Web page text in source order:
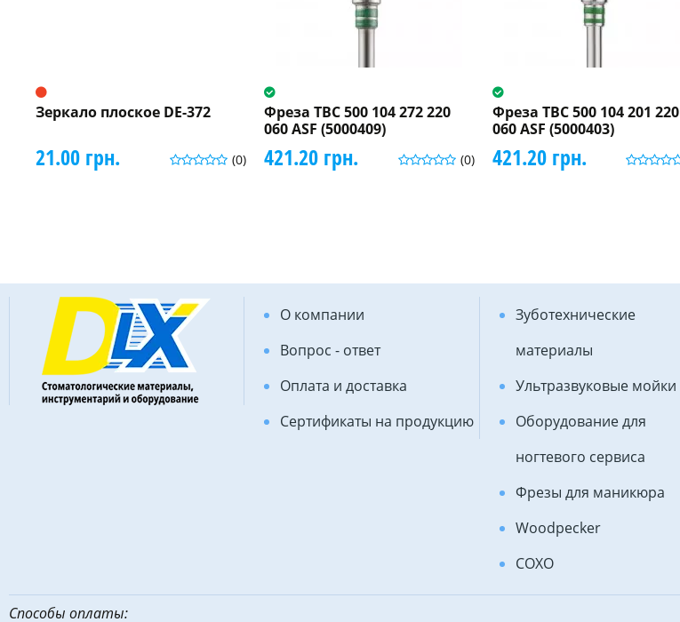
Зеркало плоское DE-372
(0)
21.00 грн.
Фреза ТВС 500 104 272 220
060 ASF (5000409)
(0)
421.20 грн.
Фреза ТВС 500 104 201 220
060 ASF (5000403)
421.20 грн.
О компании
Вопрос - ответ
Оплата и доставка
Сертификаты на продукцию
Зуботехнические
материалы
Ультразвуковые мойки
Оборудование для
ногтевого сервиса
Фрезы для маникюра
Woodpecker
COXO
Способы оплаты: